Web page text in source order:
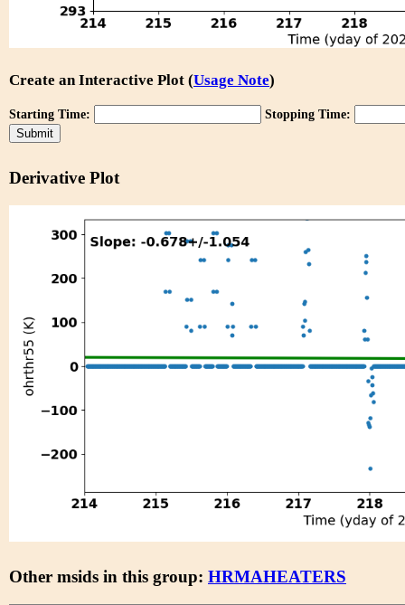
Create an Interactive Plot (Usage Note)
Starting Time: Stopping Time:
Derivative Plot
Other msids in this group: HRMAHEATERS